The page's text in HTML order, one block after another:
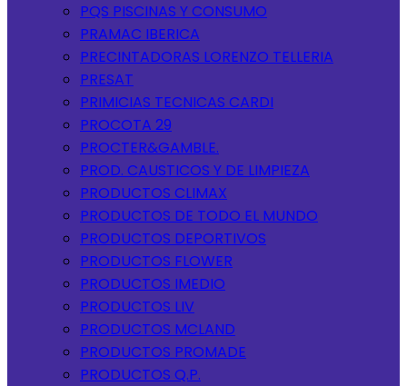
PQS PISCINAS Y CONSUMO
PRAMAC IBERICA
PRECINTADORAS LORENZO TELLERIA
PRESAT
PRIMICIAS TECNICAS CARDI
PROCOTA 29
PROCTER&GAMBLE.
PROD. CAUSTICOS Y DE LIMPIEZA
PRODUCTOS CLIMAX
PRODUCTOS DE TODO EL MUNDO
PRODUCTOS DEPORTIVOS
PRODUCTOS FLOWER
PRODUCTOS IMEDIO
PRODUCTOS LIV
PRODUCTOS MCLAND
PRODUCTOS PROMADE
PRODUCTOS Q.P.